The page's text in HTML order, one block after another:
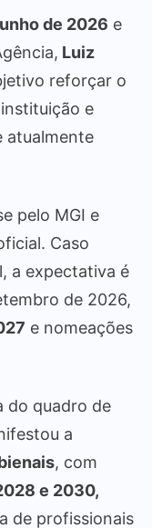
de 2026 e
Luiz
reforçar o
e
atualmente
pelo MGI e
Caso
a expectativa é
de 2026,
e nomeações
do quadro de
a
, com
e 2030,
de profissionais